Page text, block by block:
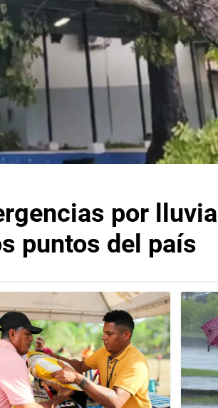
por
puntos del país